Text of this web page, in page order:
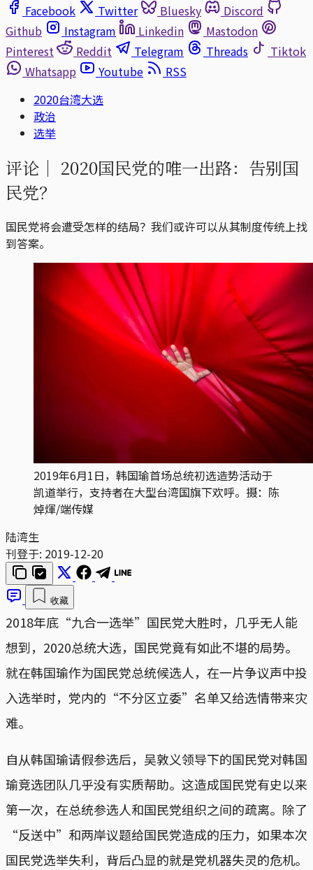
Facebook
Twitter Bluesky
Discord
Github
Instagram Linkedin
Mastodon
Pinterest
Reddit Telegram Threads
Tiktok
Whatsapp
Youtube
RSS
2020台湾大选
政治
选举
评论｜ 2020国民党的唯一出路：告别国
民党？
国民党将会遭受怎样的结局？我们或许可以从其制度传统上找
到答案。
2019年6月1日，韩国瑜首场总统初选造势活动于
凯道举行，支持者在大型台湾国旗下欢呼。摄：陈
焯煇/端传媒
陆湾生
刊登于: 2019-12-20
收藏
2018年底“九合一选举”国民党大胜时，几乎无人能
想到，2020总统大选，国民党竟有如此不堪的局势。
就在韩国瑜作为国民党总统候选人，在一片争议声中投
入选举时，党内的“不分区立委”名单又给选情带来灾
难。
自从韩国瑜请假参选后，吴敦义领导下的国民党对韩国
瑜竞选团队几乎没有实质帮助。这造成国民党有史以来
第一次，在总统参选人和国民党组织之间的疏离。除了
“反送中”和两岸议题给国民党造成的压力，如果本次
国民党选举失利，背后凸显的就是党机器失灵的危机。